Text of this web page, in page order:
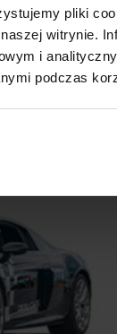
pliki
witrynie.
i
podczas
Zobacz